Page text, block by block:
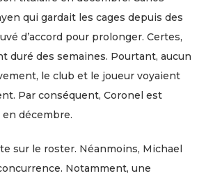
qui gardait les cages depuis des
d’accord pour prolonger. Certes,
duré des semaines. Pourtant, aucun
le club et le joueur voyaient
Par conséquent, Coronel est
décembre.
sur le roster. Néanmoins, Michael
Notamment, une